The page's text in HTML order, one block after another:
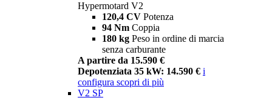
Hypermotard V2
120,4 CV Potenza
94 Nm Coppia
180 kg Peso in ordine di marcia
senza carburante
A partire da 15.590 €
Depotenziata 35 kW: 14.590 € i
configura scopri di più
V2 SP